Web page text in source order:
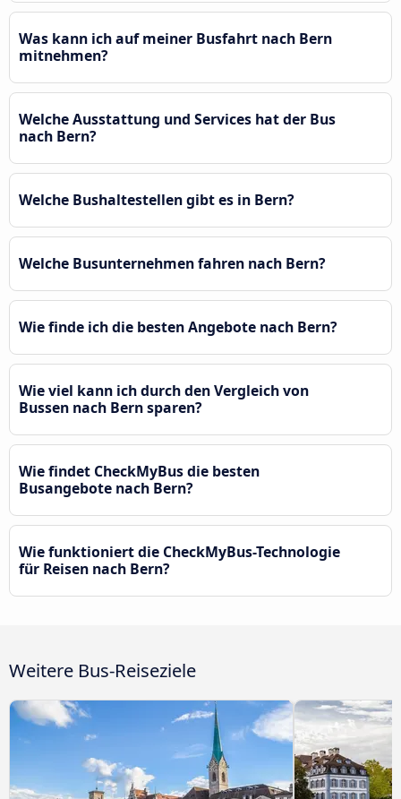
Was kann ich auf meiner Busfahrt nach Bern
mitnehmen?
Welche Ausstattung und Services hat der Bus
nach Bern?
Welche Bushaltestellen gibt es in Bern?
Welche Busunternehmen fahren nach Bern?
Wie finde ich die besten Angebote nach Bern?
Wie viel kann ich durch den Vergleich von
Bussen nach Bern sparen?
Wie findet CheckMyBus die besten
Busangebote nach Bern?
Wie funktioniert die CheckMyBus-Technologie
für Reisen nach Bern?
Weitere Bus-Reiseziele